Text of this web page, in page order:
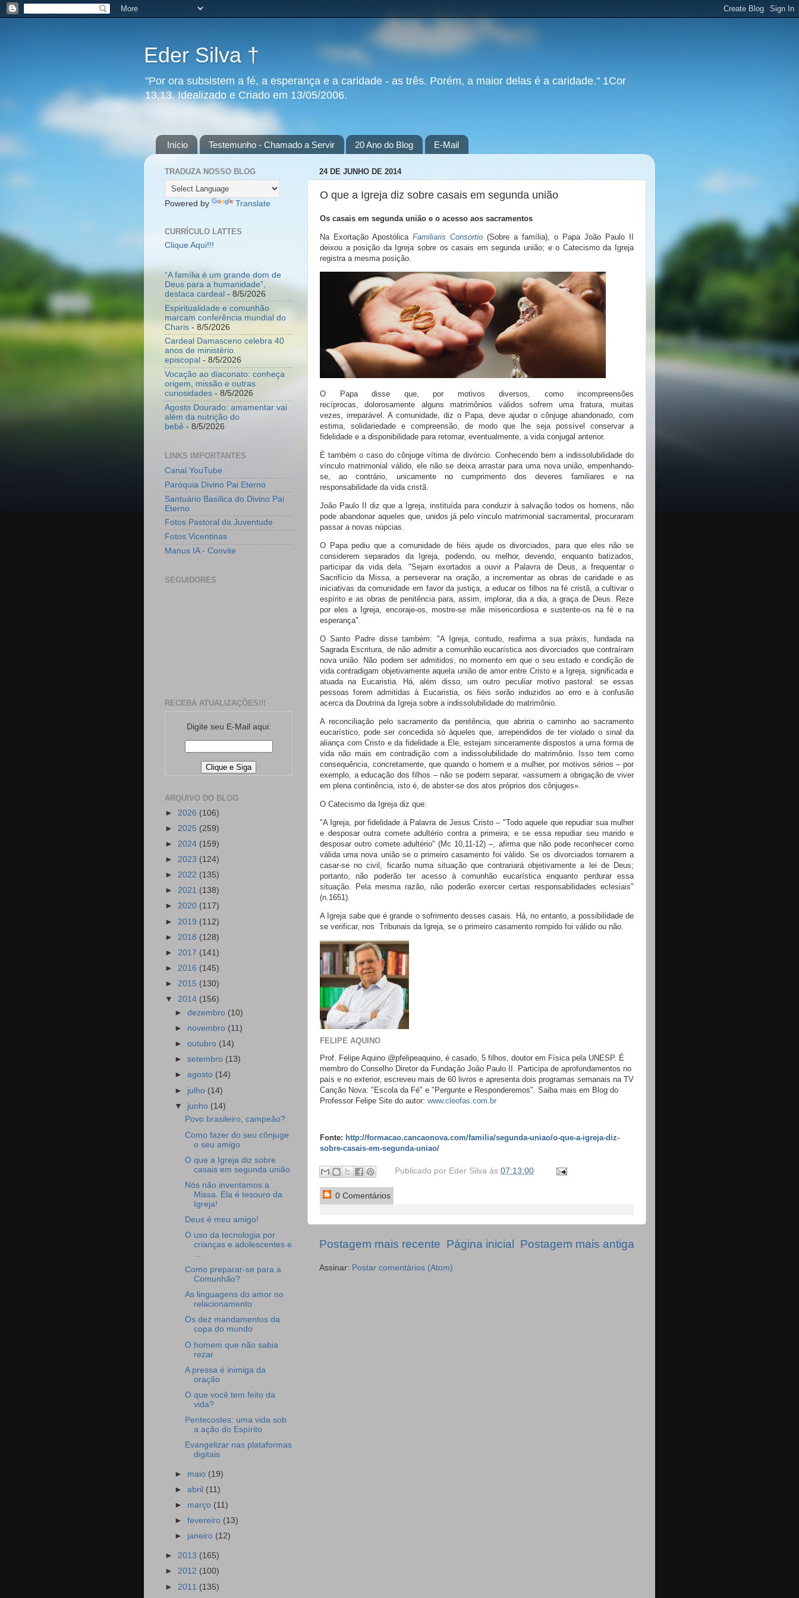
Eder Silva †
"Por ora subsistem a fé, a esperança e a caridade - as três. Porém, a maior delas é a caridade." 1Cor
13,13. Idealizado e Criado em 13/05/2006.
Início Testemunho - Chamado a Servir 20 Ano do Blog E-Mail
24 DE JUNHO DE 2014
O que a Igreja diz sobre casais em segunda união
Os casais em segunda união e o acesso aos sacramentos
Na Exortação Apostólica Familiaris Consortio (Sobre a família), o Papa João Paulo II
deixou a posição da Igreja sobre os casais em segunda união; e o Catecismo da Igreja
registra a mesma posição.
O Papa disse que, por motivos diversos, como incompreensões
recíprocas, dolorosamente alguns matrimônios válidos sofrem uma fratura, muitas
vezes, irreparável. A comunidade, diz o Papa, deve ajudar o cônjuge abandonado, com
estima, solidariedade e compreensão, de modo que lhe seja possível conservar a
fidelidade e a disponibilidade para retomar, eventualmente, a vida conjugal anterior.
É também o caso do cônjuge vítima de divórcio. Conhecendo bem a indissolubilidade do
vínculo matrimonial válido, ele não se deixa arrastar para uma nova união, empenhando-
se, ao contrário, unicamente no cumprimento dos deveres familiares e na
responsabilidade da vida cristã.
João Paulo II diz que a Igreja, instituída para conduzir à salvação todos os homens, não
pode abandonar aqueles que, unidos já pelo vínculo matrimonial sacramental, procuraram
passar a novas núpcias.
O Papa pediu que a comunidade de fiéis ajude os divorciados, para que eles não se
considerem separados da Igreja, podendo, ou melhor, devendo, enquanto batizados,
participar da vida dela. "Sejam exortados a ouvir a Palavra de Deus, a frequentar o
Sacrifício da Missa, a perseverar na oração, a incrementar as obras de caridade e as
iniciativas da comunidade em favor da justiça, a educar os filhos na fé cristã, a cultivar o
espírito e as obras de penitência para, assim, implorar, dia a dia, a graça de Deus. Reze
por eles a Igreja, encoraje-os, mostre-se mãe misericordiosa e sustente-os na fé e na
esperança".
O Santo Padre disse também: "A Igreja, contudo, reafirma a sua práxis, fundada na
Sagrada Escritura, de não admitir a comunhão eucarística aos divorciados que contraíram
nova união. Não podem ser admitidos, no momento em que o seu estado e condição de
vida contradigam objetivamente aquela união de amor entre Cristo e a Igreja, significada e
atuada na Eucaristia. Há, além disso, um outro peculiar motivo pastoral: se essas
pessoas forem admitidas à Eucaristia, os fiéis serão induzidos ao erro e à confusão
acerca da Doutrina da Igreja sobre a indissolubilidade do matrimônio.
A reconciliação pelo sacramento da penitência, que abriria o caminho ao sacramento
eucarístico, pode ser concedida só àqueles que, arrependidos de ter violado o sinal da
aliança com Cristo e da fidelidade a Ele, estejam sinceramente dispostos a uma forma de
vida não mais em contradição com a indissolubilidade do matrimônio. Isso tem como
consequência, concretamente, que quando o homem e a mulher, por motivos sérios – por
exemplo, a educação dos filhos – não se podem separar, «assumem a obrigação de viver
em plena continência, isto é, de abster-se dos atos próprios dos cônjuges».
O Catecismo da Igreja diz que:
"A Igreja, por fidelidade à Palavra de Jesus Cristo – "Todo aquele que repudiar sua mulher
e desposar outra comete adultério contra a primeira; e se essa repudiar seu marido e
desposar outro comete adultério" (Mc 10,11-12) –, afirma que não pode reconhecer como
válida uma nova união se o primeiro casamento foi válido. Se os divorciados tornarem a
casar-se no civil, ficarão numa situação que contrariará objetivamente a lei de Deus;
portanto, não poderão ter acesso à comunhão eucarística enquanto perdurar essa
situação. Pela mesma razão, não poderão exercer certas responsabilidades eclesiais"
(n.1651).
A Igreja sabe que é grande o sofrimento desses casais. Há, no entanto, a possibilidade de
se verificar, nos Tribunais da Igreja, se o primeiro casamento rompido foi válido ou não.
FELIPE AQUINO
Prof. Felipe Aquino @pfelipeaquino, é casado, 5 filhos, doutor em Física pela UNESP. É
membro do Conselho Diretor da Fundação João Paulo II. Participa de aprofundamentos no
país e no exterior, escreveu mais de 60 livros e apresenta dois programas semanais na TV
Canção Nova: "Escola da Fé" e "Pergunte e Responderemos". Saiba mais em Blog do
Professor Felipe Site do autor: www.cleofas.com.br
Fonte: http://formacao.cancaonova.com/familia/segunda-uniao/o-que-a-igreja-diz-
sobre-casais-em-segunda-uniao/
Publicado por Eder Silva às 07:13:00
0 Comentários
Postagem mais recente Postagem mais antiga
Página inicial
Assinar: Postar comentários (Atom)
TRADUZA NOSSO BLOG
Powered by Translate
CURRÍCULO LATTES
Clique Aqui!!!
“A família é um grande dom de
Deus para a humanidade”,
destaca cardeal - 8/5/2026
Espiritualidade e comunhão
marcam conferência mundial do
Charis - 8/5/2026
Cardeal Damasceno celebra 40
anos de ministério
episcopal - 8/5/2026
Vocação ao diaconato: conheça
origem, missão e outras
curiosidades - 8/5/2026
Agosto Dourado: amamentar vai
além da nutrição do
bebê - 8/5/2026
LINKS IMPORTANTES
Canal YouTube
Paróquia Divino Pai Eterno
Santuário Basílica do Divino Pai
Eterno
Fotos Pastoral da Juventude
Fotos Vicentinas
Manus IA - Convite
SEGUIDORES
RECEBA ATUALIZAÇÕES!!!
Digite seu E-Mail aqui:
ARQUIVO DO BLOG
► 2026 (106)
► 2025 (259)
► 2024 (159)
► 2023 (124)
► 2022 (135)
► 2021 (138)
► 2020 (117)
► 2019 (112)
► 2018 (128)
► 2017 (141)
► 2016 (145)
► 2015 (130)
▼ 2014 (156)
►dezembro (10)
► novembro (11)
►outubro (14)
►setembro (13)
►agosto (14)
► julho (14)
▼ junho (14)
Povo brasileiro, campeão?
Como fazer do seu cônjuge
o seu amigo
O que a Igreja diz sobre
casais em segunda união
Nós não inventamos a
Missa. Ela é tesouro da
Igreja!
Deus é meu amigo!
O uso da tecnologia por
crianças e adolescentes e
...
Como preparar-se para a
Comunhão?
As linguagens do amor no
relacionamento
Os dez mandamentos da
copa do mundo
O homem que não sabia
rezar
A pressa é inimiga da
oração
O que você tem feito da
vida?
Pentecostes: uma vida sob
a ação do Espírito
Evangelizar nas plataformas
digitais
► maio (19)
►abril (11)
► março (11)
►fevereiro (13)
► janeiro (12)
► 2013 (165)
► 2012 (100)
► 2011 (135)